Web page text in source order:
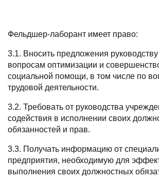
Фельдшер-лаборант имеет право:
3.1. Вносить предложения
вопросам оптимизации и
социальной помощи, в том числе по
трудовой деятельности.
3.2. Требовать от руководства
содействия в исполнении своих
обязанностей и прав.
3.3. Получать информацию от
предприятия, необходимую для
выполнения своих должностных